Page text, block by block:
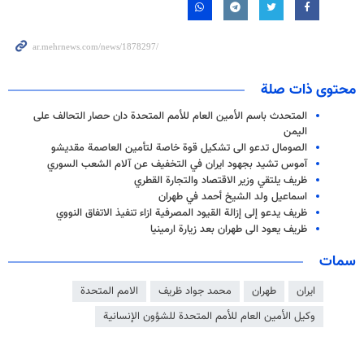
محتوى ذات صلة
المتحدث باسم الأمين العام للأمم المتحدة دان حصار التحالف على
اليمن
الصومال تدعو الى تشكيل قوة خاصة لتأمين العاصمة مقديشو
آموس تشيد بجهود ايران في التخفيف عن آلام الشعب السوري
ظريف يلتقي وزير الاقتصاد والتجارة القطري
اسماعيل ولد الشيخ أحمد في طهران
ظريف يدعو إلى إزالة القيود المصرفية ازاء تنفيذ الاتفاق النووي
ظريف يعود الى طهران بعد زيارة ارمينيا
سمات
ايران طهران محمد جواد ظريف
الامم المتحدة
وكيل الأمين العام للأمم المتحدة للشؤون الإنسانية